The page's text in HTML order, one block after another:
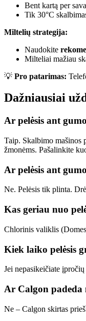
Bent kartą per
Tik 30°C
Miltelių strategija:
Naudokite
Milteliai mažiau
💡 Pro patarimas:
Dažniausiai
Ar pelėsis ant
Taip. Skalbimo mašinos
žmonėms. Pašalinkite
Ar pelėsis ant
Ne. Pelėsis tik plinta.
Kas geriau nuo
Chlorinis valiklis
Kiek laiko pelėsis
Jei nepasikeičiate
Ar Calgon padeda
Ne – Calgon skirtas